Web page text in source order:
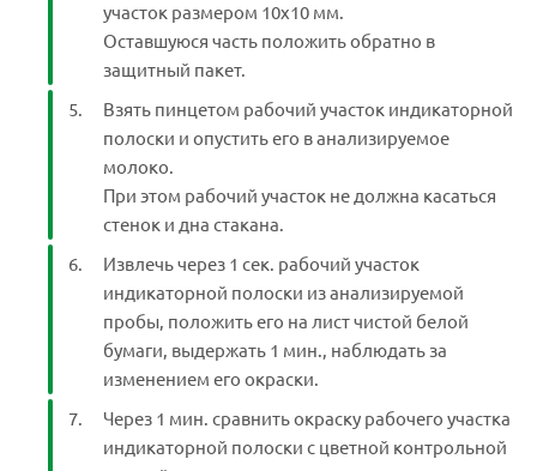
участок размером 10х10 мм.
Оставшуюся часть положить обратно в
защитный пакет.
Взять пинцетом рабочий участок индикаторной
полоски и опустить его в анализируемое
молоко.
При этом рабочий участок не должна касаться
стенок и дна стакана.
Извлечь через 1 сек. рабочий участок
индикаторной полоски из анализируемой
пробы, положить его на лист чистой белой
бумаги, выдержать 1 мин., наблюдать за
изменением его окраски.
Через 1 мин. сравнить окраску рабочего участка
индикаторной полоски с цветной контрольной